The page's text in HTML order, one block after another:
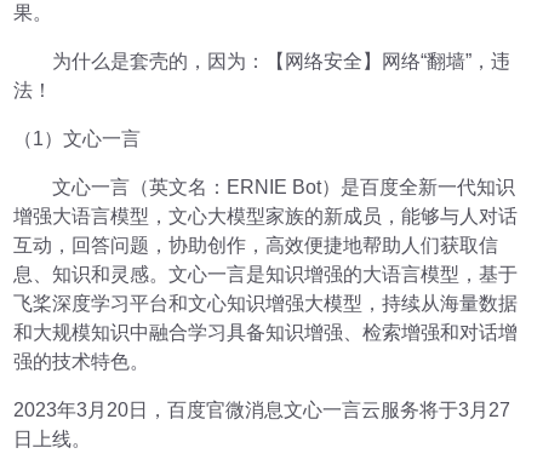
果。
为什么是套壳的，因为：【网络安全】网络“翻墙”，违
法！
（1）文心一言
文心一言（英文名：ERNIE Bot）是百度全新一代知识
增强大语言模型，文心大模型家族的新成员，能够与人对话
互动，回答问题，协助创作，高效便捷地帮助人们获取信
息、知识和灵感。文心一言是知识增强的大语言模型，基于
飞桨深度学习平台和文心知识增强大模型，持续从海量数据
和大规模知识中融合学习具备知识增强、检索增强和对话增
强的技术特色。
2023年3月20日，百度官微消息文心一言云服务将于3月27
日上线。